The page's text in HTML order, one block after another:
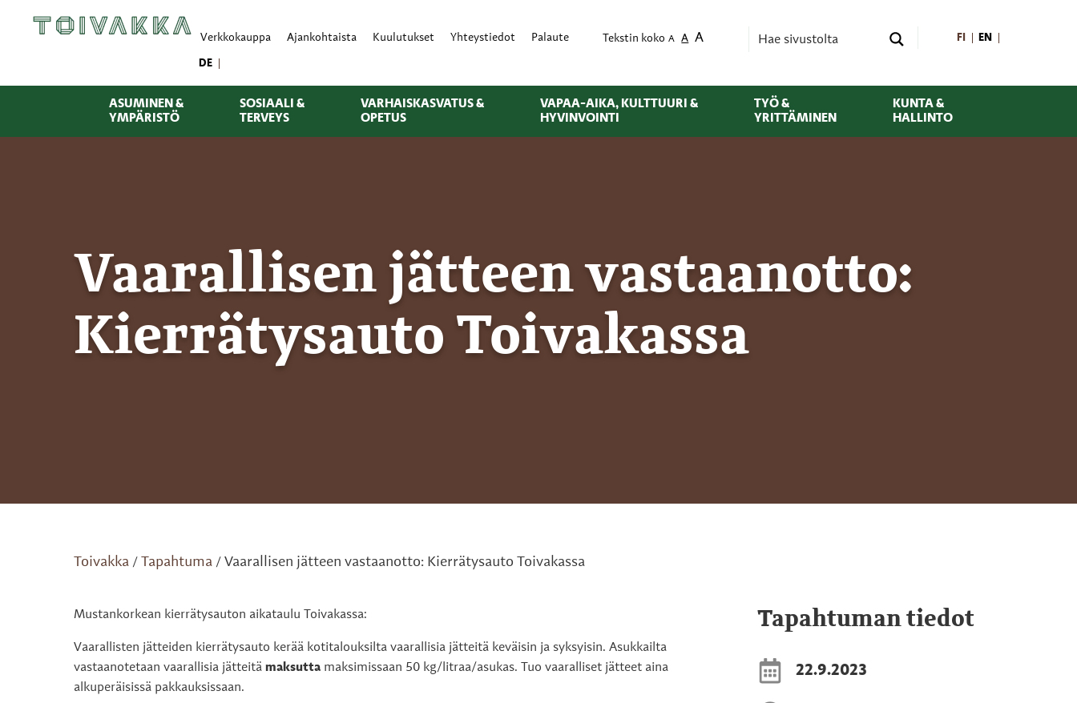
Verkkokauppa Ajankohtaista Kuulutukset Yhteystiedot Palaute Tekstin koko A A A FI EN
DE
ASUMINEN &
YMPÄRISTÖ
SOSIAALI &
TERVEYS
VARHAISKASVATUS &
OPETUS
VAPAA-AIKA, KULTTUURI &
HYVINVOINTI
TYÖ &
YRITTÄMINEN
KUNTA &
HALLINTO
Vaarallisen jätteen vastaanotto:
Kierrätysauto Toivakassa
Toivakka / Tapahtuma / Vaarallisen jätteen vastaanotto: Kierrätysauto Toivakassa
Mustankorkean kierrätysauton aikataulu Toivakassa:
Vaarallisten jätteiden kierrätysauto kerää kotitalouksilta vaarallisia jätteitä keväisin ja syksyisin. Asukkailta
vastaanotetaan vaarallisia jätteitä maksutta maksimissaan 50 kg/litraa/asukas. Tuo vaaralliset jätteet aina
alkuperäisissä pakkauksissaan.
Tapahtuman tiedot
22.9.2023